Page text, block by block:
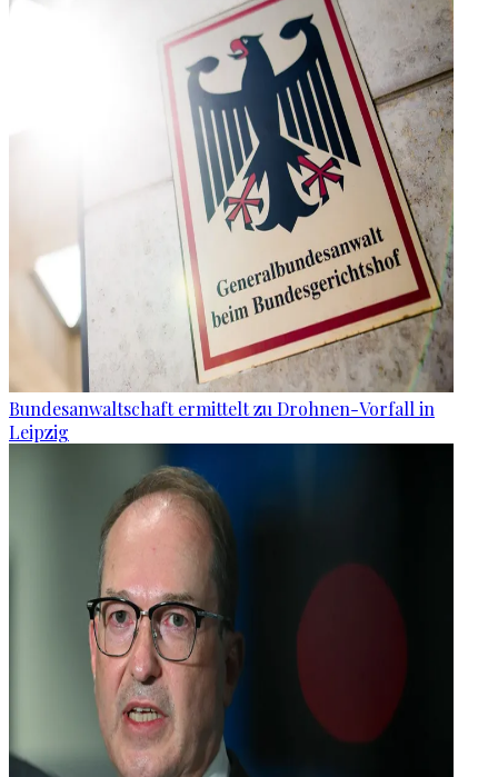
Bundesanwaltschaft ermittelt zu Drohnen-Vorfall in
Leipzig